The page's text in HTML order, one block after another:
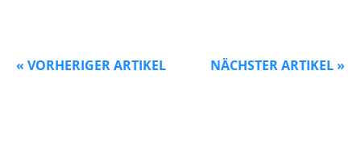
NÄCHSTER ARTIKEL »
« VORHERIGER ARTIKEL